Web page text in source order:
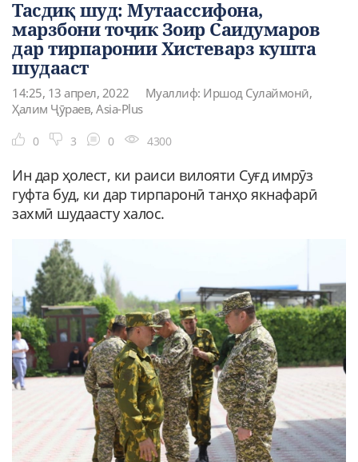
Тасдиқ шуд: Мутаассифона,
марзбони тоҷик Зоир Саидумаров
дар тирпаронии Хистеварз кушта
шудааст
14:25, 13 апрел, 2022
Муаллиф: Иршод Сулаймонӣ,
Ҳалим Ҷӯраев, Asia-Plus
0 3 0 4300
Ин дар ҳолест, ки раиси вилояти Суғд имрӯз
гуфта буд, ки дар тирпаронӣ танҳо якнафарӣ
захмӣ шудаасту халос.